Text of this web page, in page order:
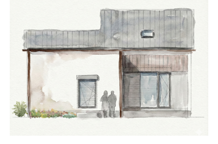
Column
コラム
Event
イベント・お知らせ
Essay
エセ―
Architect Introduction